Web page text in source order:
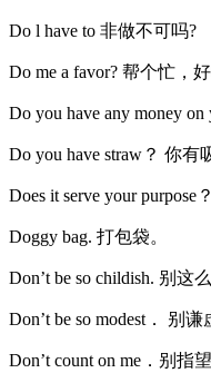
Do l have to 非做不可吗?
Do me a favor? 帮个忙，
Do you have any money
Do you have straw？ 你有
Does it serve your purpose
Doggy bag. 打包袋。
Don’t be so childish. 别这
Don’t be so modest． 别谦
Don’t count on me．别指望